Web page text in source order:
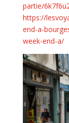
partie/
https://
end-a-
week-end-a/